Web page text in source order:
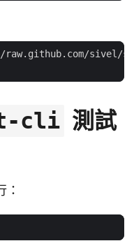
cli 測試